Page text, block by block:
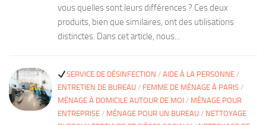
vous quelles sont leurs différences ? Ces deux
produits, bien que similaires, ont des utilisations
distinctes. Dans cet article, nous...
SERVICE DE DÉSINFECTION / AIDE À LA PERSONNE/
ENTRETIEN DE BUREAU / FEMME DE MÉNAGE À PARIS /
MÉNAGE À DOMICILE AUTOUR DE MOI / MÉNAGE POUR
ENTREPRISE / MÉNAGE POUR UN BUREAU / NETTOYAGE